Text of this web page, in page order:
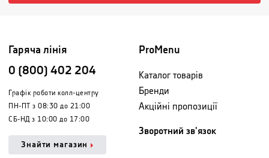
Гаряча лінія
0 (800) 402 204
Графік роботи колл-центру
ПН-ПТ з 08:30 до 21:00
СБ-НД з 10:00 до 17:00
Знайти магазин
ProMenu
Каталог товарів
Бренди
Акційні пропозиції
Зворотний зв'язок